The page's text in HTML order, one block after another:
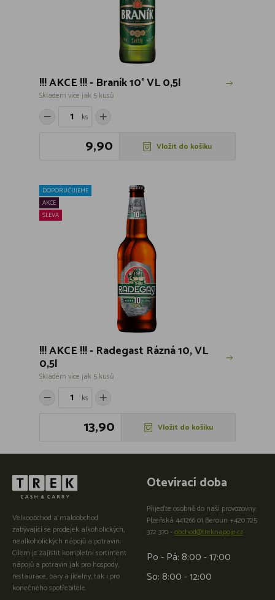
!!! AKCE !!! - Braník 10° VL 0,5l
Skladem více jak 5 kusů
ks
9,90 Vložit do košíku
DOPORUČUJEME
AKCE
SLEVA
!!! AKCE !!! - Radegast Rázná 10, VL
0,5l
Skladem více jak 5 kusů
ks
13,90 Vložit do košíku
Velkoobchod a maloobchod
zabývající se prodejek alkoholických,
nealkoholických nápojů a potravin.
Cílem je zajistit kompletní sortiment
nápojů a potravin jak pro hospody,
restaurace, bary a jídelny, tak i pro
konečného spotřebitele.
Otevírací doba
Přijeďte osobně do naší provozovny:
Plzeňská 441266 01 Beroun +420 725
372 370 -obchod@treknapoje.cz
Po - Pá: 8:00 - 17:00
So: 8:00 - 12:00